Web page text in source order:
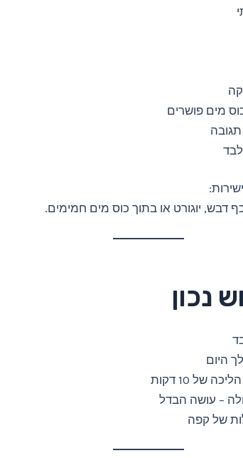
מים פושרים
יוגורט או בתוך כוס מים חמימים.
נכון
היום
של 10 דקות
– עושה הבדל
של קפה